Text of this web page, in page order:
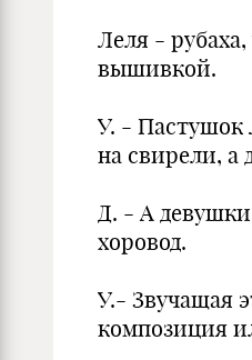
Леля -
вышивкой.
У. - Пастушок
на свирели, а
Д. - А девушки
хоровод.
У.- Звучащая
композиция